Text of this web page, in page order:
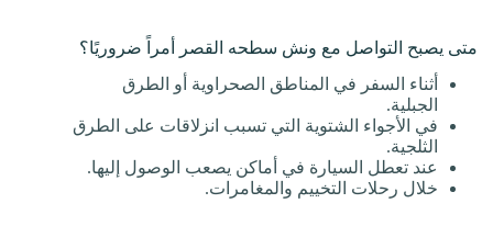
متى يصبح التواصل مع ونش سطحه القصر أمراً ضروريًا؟
أثناء السفر في المناطق الصحراوية أو الطرق
الجبلية.
في الأجواء الشتوية التي تسبب انزلاقات على الطرق
الثلجية.
عند تعطل السيارة في أماكن يصعب الوصول إليها.
خلال رحلات التخييم والمغامرات.